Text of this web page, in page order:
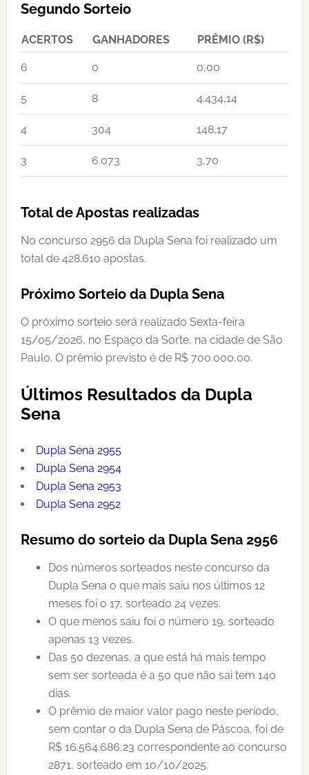
Segundo Sorteio
ACERTOS GANHADORES PRÊMIO (R$)
6 0 0,00
5 8 4.434,14
4 304 148,17
3 6.073 3,70
Total de Apostas realizadas
No concurso 2956 da Dupla Sena foi realizado um
total de 428.610 apostas.
Próximo Sorteio da Dupla Sena
O próximo sorteio será realizado Sexta-feira
15/05/2026, no Espaço da Sorte, na cidade de São
Paulo. O prêmio previsto é de R$ 700.000,00.
Últimos Resultados da Dupla
Sena
Dupla Sena 2955
Dupla Sena 2954
Dupla Sena 2953
Dupla Sena 2952
Resumo do sorteio da Dupla Sena 2956
Dos números sorteados neste concurso da
Dupla Sena o que mais saiu nos últimos 12
meses foi o 17, sorteado 24 vezes.
O que menos saiu foi o número 19, sorteado
apenas 13 vezes.
Das 50 dezenas, a que está há mais tempo
sem ser sorteada é a 50 que não sai tem 140
dias.
O prêmio de maior valor pago neste período,
sem contar o da Dupla Sena de Páscoa, foi de
R$ 16.564.686,23 correspondente ao concurso
2871, sorteado em 10/10/2025.